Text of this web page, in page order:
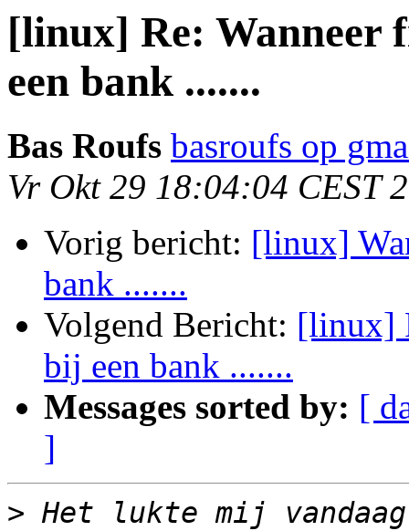
[linux] Re: Wanneer
een bank .......
Bas Roufs basroufs op
Vr Okt 29 18:04:04 CEST
Vorig bericht: [linux]
bank .......
Volgend Bericht: [linux]
bij een bank .......
Messages sorted by: [
]
> Het lukte mij